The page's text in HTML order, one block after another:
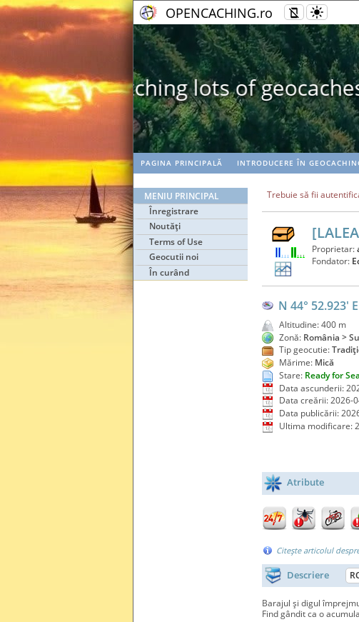
OPENCACHING.ro
PAGINA PRINCIPALĂ INTRODUCERE ÎN
MENIU PRINCIPAL
Înregistrare
Noutăţi
Terms of Use
Geocutii noi
În curând
Trebuie să fii
Proprietar:
Fondator:
N 44° 52.923'
Altitudine: 400 m
Zonă: România >
Tip geocutie:
Mărime: Mică
Stare: Ready for
Data ascunderii:
Data creării: 2026-
Data publicării:
Ultima modificare:
Atribute
Citeşte articolul
Descriere
Barajul şi digul
Find gândit ca o